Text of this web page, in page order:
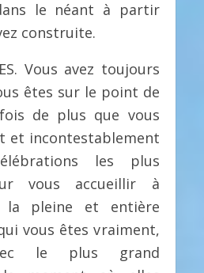
le néant à partir
construite.
Vous avez toujours
êtes sur le point de
de plus que vous
et incontestablement
les plus
vous accueillir à
la pleine et entière
vous êtes vraiment,
le plus grand